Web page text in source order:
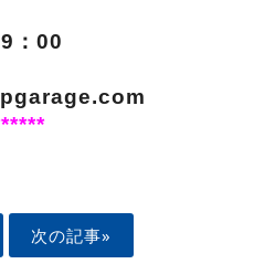
：00
次の記事»